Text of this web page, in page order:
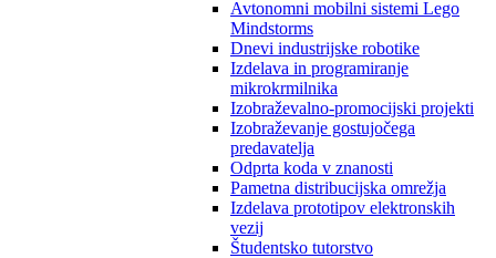
Avtonomni mobilni sistemi Lego
Mindstorms
Dnevi industrijske robotike
Izdelava in programiranje
mikrokrmilnika
Izobraževalno-promocijski projekti
Izobraževanje gostujočega
predavatelja
Odprta koda v znanosti
Pametna distribucijska omrežja
Izdelava prototipov elektronskih
vezij
Študentsko tutorstvo